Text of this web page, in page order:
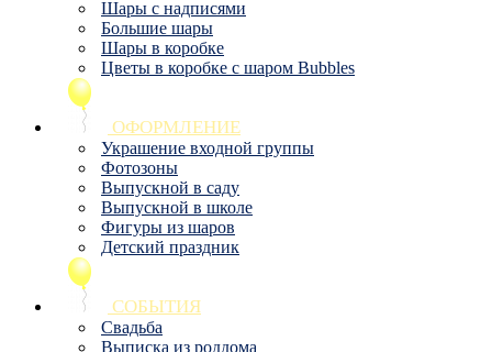
Шары с надписями
Большие шары
Шары в коробке
Цветы в коробке с шаром Bubbles
ОФОРМЛЕНИЕ
Украшение входной группы
Фотозоны
Выпускной в саду
Выпускной в школе
Фигуры из шаров
Детский праздник
СОБЫТИЯ
Свадьба
Выписка из роддома